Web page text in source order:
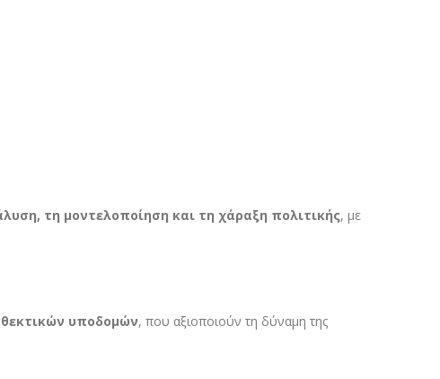
τη μοντελοποίηση και τη χάραξη πολιτικής, με
υποδομών, που αξιοποιούν τη δύναμη της